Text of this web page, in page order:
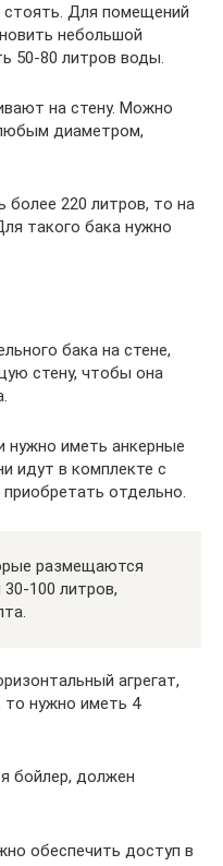
стоять. Для помещений
небольшой
50-80 литров воды.
на стену. Можно
диаметром,
более 220 литров, то на
такого бака нужно
бака на стене,
стену, чтобы она
нужно иметь анкерные
идут в комплекте с
отдельно.
размещаются
100 литров,
агрегат,
то нужно иметь 4
бойлер, должен
обеспечить доступ в